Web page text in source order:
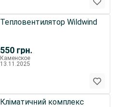
550 грн.
Тепловентилятор Wildwind
Каменское
13.11.2025
Кліматичний комплекс